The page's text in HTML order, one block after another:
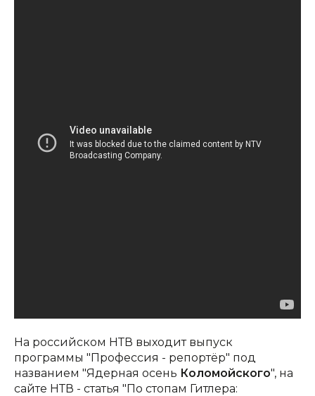
На российском НТВ выходит выпуск
программы "Профессия - репортёр" под
названием "Ядерная осень Коломойского", на
сайте НТВ - статья "По стопам Гитлера: